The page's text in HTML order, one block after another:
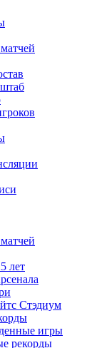
лет
Стэдиум
игры
рекорды